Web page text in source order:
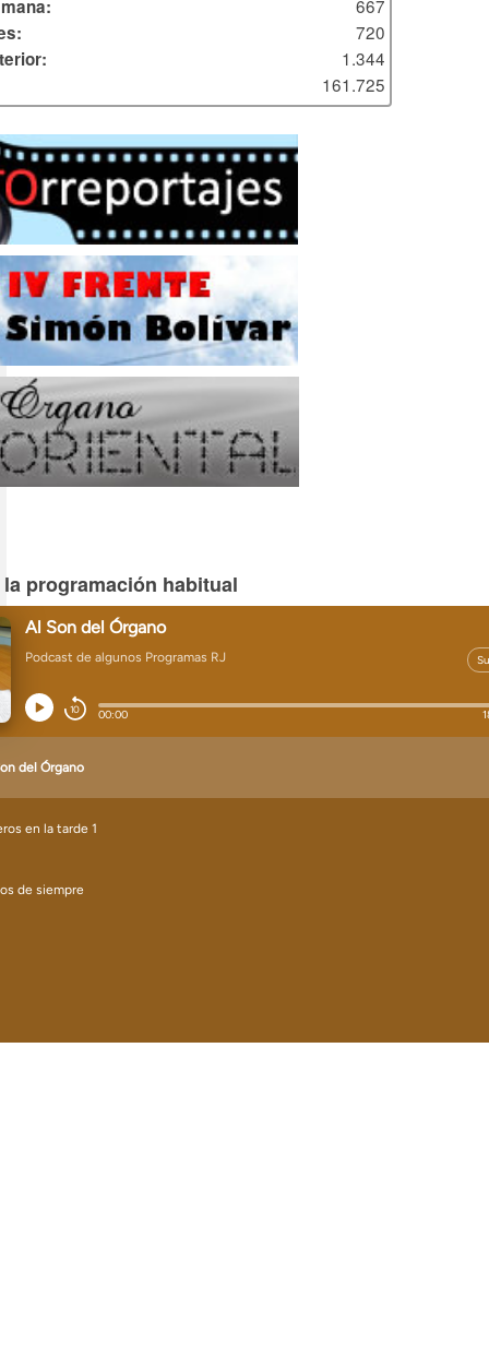
667
720
1.344
161.725
programación habitual